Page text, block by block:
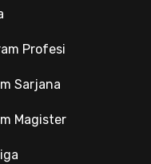
Profesi
Sarjana
Magister